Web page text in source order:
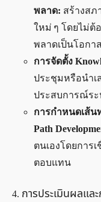
พลาด: สร้างสภ
ใหม่ ๆ โดยไม่ต้
พลาดเป็นโอกา
การจัดตั้ง
ประชุมหรือนำเ
ประสบการณ์ระ
การกำหนดเส้น
Path
ตนเองโดยการ
ตอบแทน
การประเมินผลแล